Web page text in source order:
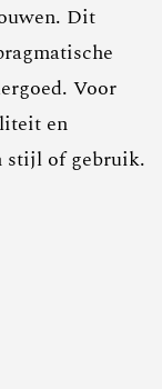
Dit
Voor
en
stijl of gebruik.